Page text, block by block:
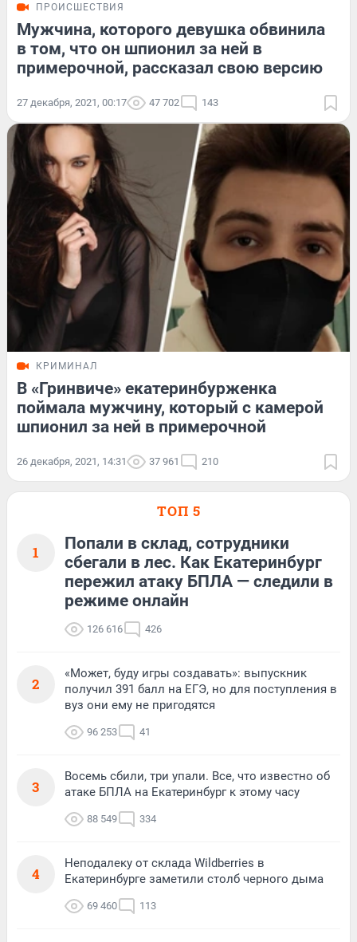
ПРОИСШЕСТВИЯ
Мужчина, которого девушка обвинила
в том, что он шпионил за ней в
примерочной, рассказал свою версию
27 декабря, 2021, 00:17 47 702 143
КРИМИНАЛ
В «Гринвиче» екатеринбурженка
поймала мужчину, который с камерой
шпионил за ней в примерочной
26 декабря, 2021, 14:31 37 961 210
ТОП 5
1
Попали в склад, сотрудники
сбегали в лес. Как Екатеринбург
пережил атаку БПЛА — следили в
режиме онлайн
126 616 426
2
«Может, буду игры создавать»: выпускник
получил 391 балл на ЕГЭ, но для поступления в
вуз они ему не пригодятся
96 253 41
3
Восемь сбили, три упали. Все, что известно об
атаке БПЛА на Екатеринбург к этому часу
88 549 334
4
Неподалеку от склада Wildberries в
Екатеринбурге заметили столб черного дыма
69 460 113